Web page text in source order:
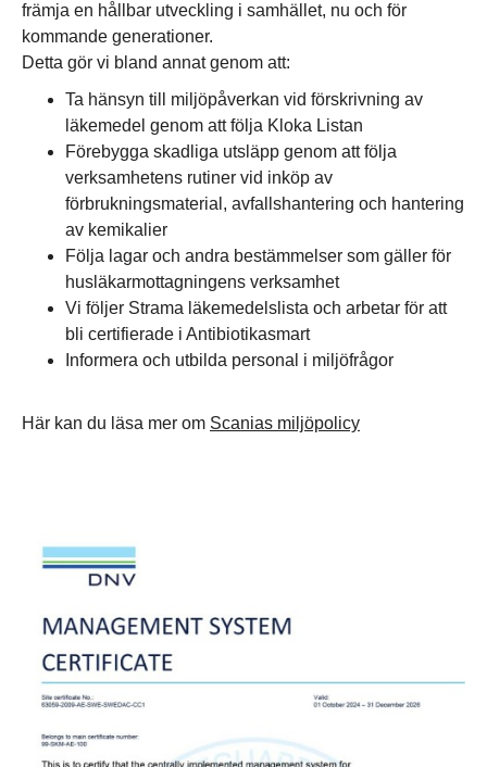
främja en hållbar utveckling i samhället, nu och för
kommande generationer.
Detta gör vi bland annat genom att:
Ta hänsyn till miljöpåverkan vid förskrivning av
läkemedel genom att följa Kloka Listan
Förebygga skadliga utsläpp genom att följa
verksamhetens rutiner vid inköp av
förbrukningsmaterial, avfallshantering och hantering
av kemikalier
Följa lagar och andra bestämmelser som gäller för
husläkarmottagningens verksamhet
Vi följer Strama läkemedelslista och arbetar för att
bli certifierade i Antibiotikasmart
Informera och utbilda personal i miljöfrågor
Här kan du läsa mer om Scanias miljöpolicy